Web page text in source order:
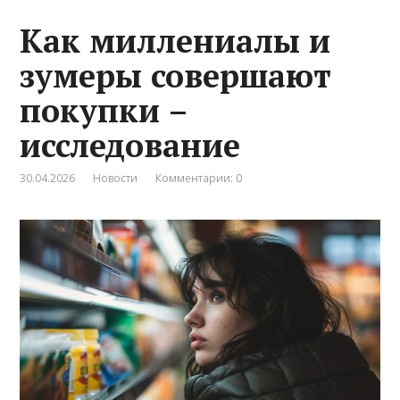
Как миллениалы и
зумеры совершают
покупки –
исследование
30.04.2026 Новости Комментарии: 0